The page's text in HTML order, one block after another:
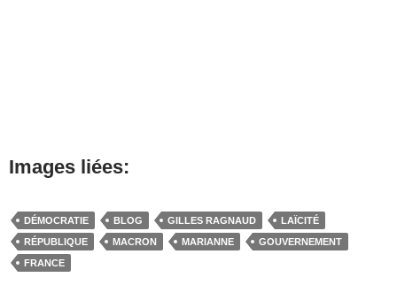
Images liées:
DÉMOCRATIE BLOG GILLES RAGNAUD
LAÏCITÉ
RÉPUBLIQUE
MACRON MARIANNE
GOUVERNEMENT
FRANCE